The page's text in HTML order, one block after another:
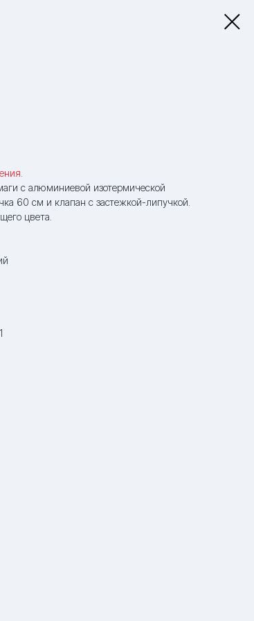
с алюминиевой изотермической
60 см и клапан с застежкой-липучкой.
цвета.